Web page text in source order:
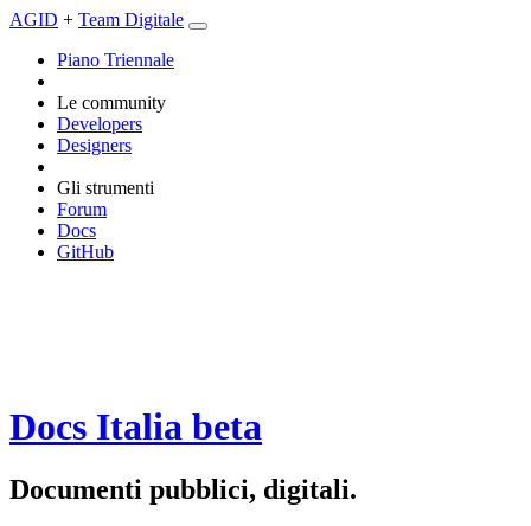
AGID + Team Digitale
Piano Triennale
Le community
Developers
Designers
Gli strumenti
Forum
Docs
GitHub
Docs Italia beta
Documenti pubblici, digitali.